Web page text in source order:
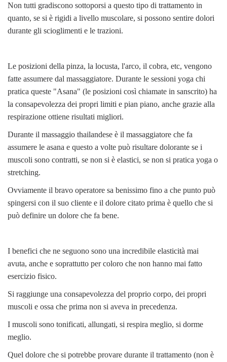
Non tutti gradiscono sottoporsi a questo tipo di trattamento in
quanto, se si è rigidi a livello muscolare, si possono sentire dolori
durante gli scioglimenti e le trazioni.
Le posizioni della pinza, la locusta, l'arco, il cobra, etc, vengono
fatte assumere dal massaggiatore. Durante le sessioni yoga chi
pratica queste "Asana" (le posizioni così chiamate in sanscrito) ha
la consapevolezza dei propri limiti e pian piano, anche grazie alla
respirazione ottiene risultati migliori.
Durante il massaggio thailandese è il massaggiatore che fa
assumere le asana e questo a volte può risultare dolorante se i
muscoli sono contratti, se non si è elastici, se non si pratica yoga o
stretching.
Ovviamente il bravo operatore sa benissimo fino a che punto può
spingersi con il suo cliente e il dolore citato prima è quello che si
può definire un dolore che fa bene.
I benefici che ne seguono sono una incredibile elasticità mai
avuta, anche e soprattutto per coloro che non hanno mai fatto
esercizio fisico.
Si raggiunge una consapevolezza del proprio corpo, dei propri
muscoli e ossa che prima non si aveva in precedenza.
I muscoli sono tonificati, allungati, si respira meglio, si dorme
meglio.
Quel dolore che si potrebbe provare durante il trattamento (non è